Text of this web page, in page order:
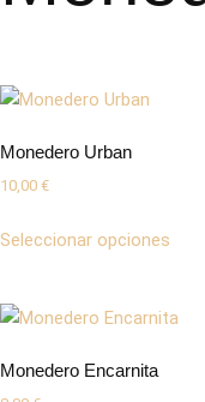
Monedero Urban
10,00 €
Seleccionar opciones
Monedero Encarnita